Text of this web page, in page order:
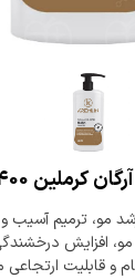
400 میل
مو، ترمیم آسیب
افزایش
و قابلیت ارتجاعی